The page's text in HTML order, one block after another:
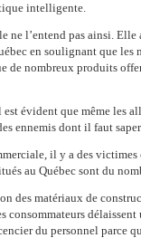
intelligente.
ne l’entend pas ainsi. Elle
en soulignant que les
de nombreux produits
évident que même les
ennemis dont il faut
il y a des
au Québec sont du
des matériaux de
consommateurs
du personnel parce